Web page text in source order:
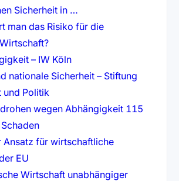
Sicherheit in …
man das Risiko für die
(öffnet in neuem Tab)
– IW Köln(öffnet in neuem Tab)
nationale Sicherheit – Stiftung
und Politik(öffnet in neuem Tab)
wegen Abhängigkeit 115
(öffnet in neuem Tab)
Ansatz für wirtschaftliche
EU(öffnet in neuem Tab)
Wirtschaft unabhängiger